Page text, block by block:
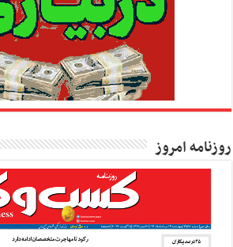
روزنامه امروز